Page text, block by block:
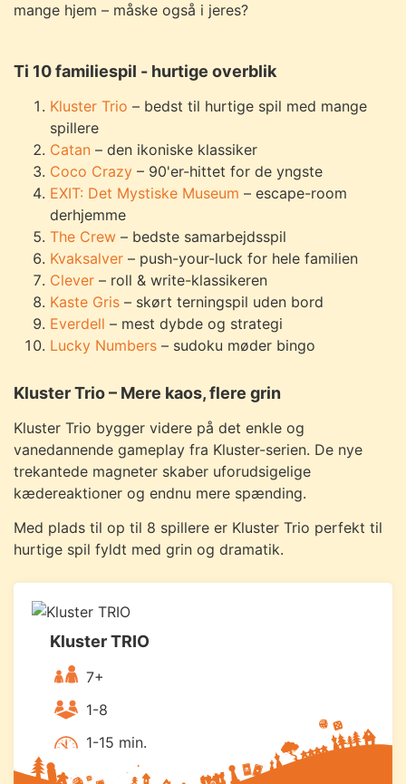
mange hjem – måske også i jeres?
Ti 10 familiespil - hurtige overblik
Kluster Trio – bedst til hurtige spil med mange
spillere
Catan – den ikoniske klassiker
Coco Crazy – 90'er-hittet for de yngste
EXIT: Det Mystiske Museum – escape-room
derhjemme
The Crew – bedste samarbejdsspil
Kvaksalver – push-your-luck for hele familien
Clever – roll & write-klassikeren
Kaste Gris – skørt terningspil uden bord
Everdell – mest dybde og strategi
Lucky Numbers – sudoku møder bingo
Kluster Trio – Mere kaos, flere grin
Kluster Trio bygger videre på det enkle og
vanedannende gameplay fra Kluster-serien. De nye
trekantede magneter skaber uforudsigelige
kædereaktioner og endnu mere spænding.
Med plads til op til 8 spillere er Kluster Trio perfekt til
hurtige spil fyldt med grin og dramatik.
Kluster TRIO
7+
1-8
1-15 min.